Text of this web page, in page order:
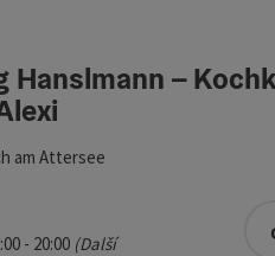
filtru můžete přímo
& Alexi
Hanslmann –
am Attersee
- 20:00 (Další